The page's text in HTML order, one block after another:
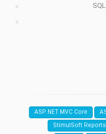
ASP.NET MVC Core
StimulSoft Reports